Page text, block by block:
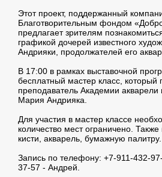
Этот проект, поддержанный
Благотворительным фондом
предлагает зрителям
графикой дочерей известного
Андрияки, продолжателей его
В 17:00 в рамках выставочной
бесплатный мастер класс, который
преподаватель Академии акварели
Мария Андрияка.
Для участия в мастер классе
количество мест ограничено.
кисти, акварель, бумажную палитру.
Запись по телефону: +7-911-432-
37-57 - Андрей.